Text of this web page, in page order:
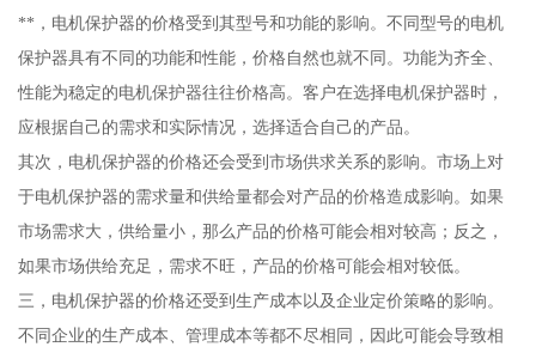
**，电机保护器的价格受到其型号和功能的影响。不同型号的电机
保护器具有不同的功能和性能，价格自然也就不同。功能为齐全、
性能为稳定的电机保护器往往价格高。客户在选择电机保护器时，
应根据自己的需求和实际情况，选择适合自己的产品。
其次，电机保护器的价格还会受到市场供求关系的影响。市场上对
于电机保护器的需求量和供给量都会对产品的价格造成影响。如果
市场需求大，供给量小，那么产品的价格可能会相对较高；反之，
如果市场供给充足，需求不旺，产品的价格可能会相对较低。
三，电机保护器的价格还受到生产成本以及企业定价策略的影响。
不同企业的生产成本、管理成本等都不尽相同，因此可能会导致相